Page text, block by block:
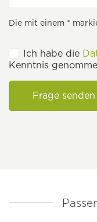
Die mit einem *
Ich habe die
Kenntnis
Frage senden